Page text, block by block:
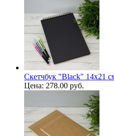
Скетчбук "Black" 14х21
Цена: 278.00 руб.